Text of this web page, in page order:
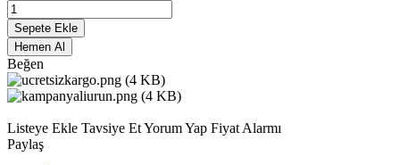
Sepete Ekle
Hemen Al
Beğen
Listeye Ekle Tavsiye EtYorum Yap Fiyat Alarmı
Paylaş